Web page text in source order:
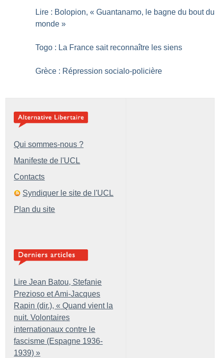
Lire : Bolopion, « Guantanamo, le bagne du bout du
monde »
Togo : La France sait reconnaître les siens
Grèce : Répression socialo-policière
Qui sommes-nous ?
Manifeste de l'UCL
Contacts
Syndiquer le site de l'UCL
Plan du site
Lire Jean Batou, Stefanie
Prezioso et Ami-Jacques
Rapin (dir.), « Quand vient la
nuit. Volontaires
internationaux contre le
fascisme (Espagne 1936-
1939) »